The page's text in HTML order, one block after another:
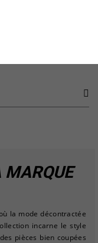
MARQUE
la mode décontractée
incarne le style
pièces bien coupées